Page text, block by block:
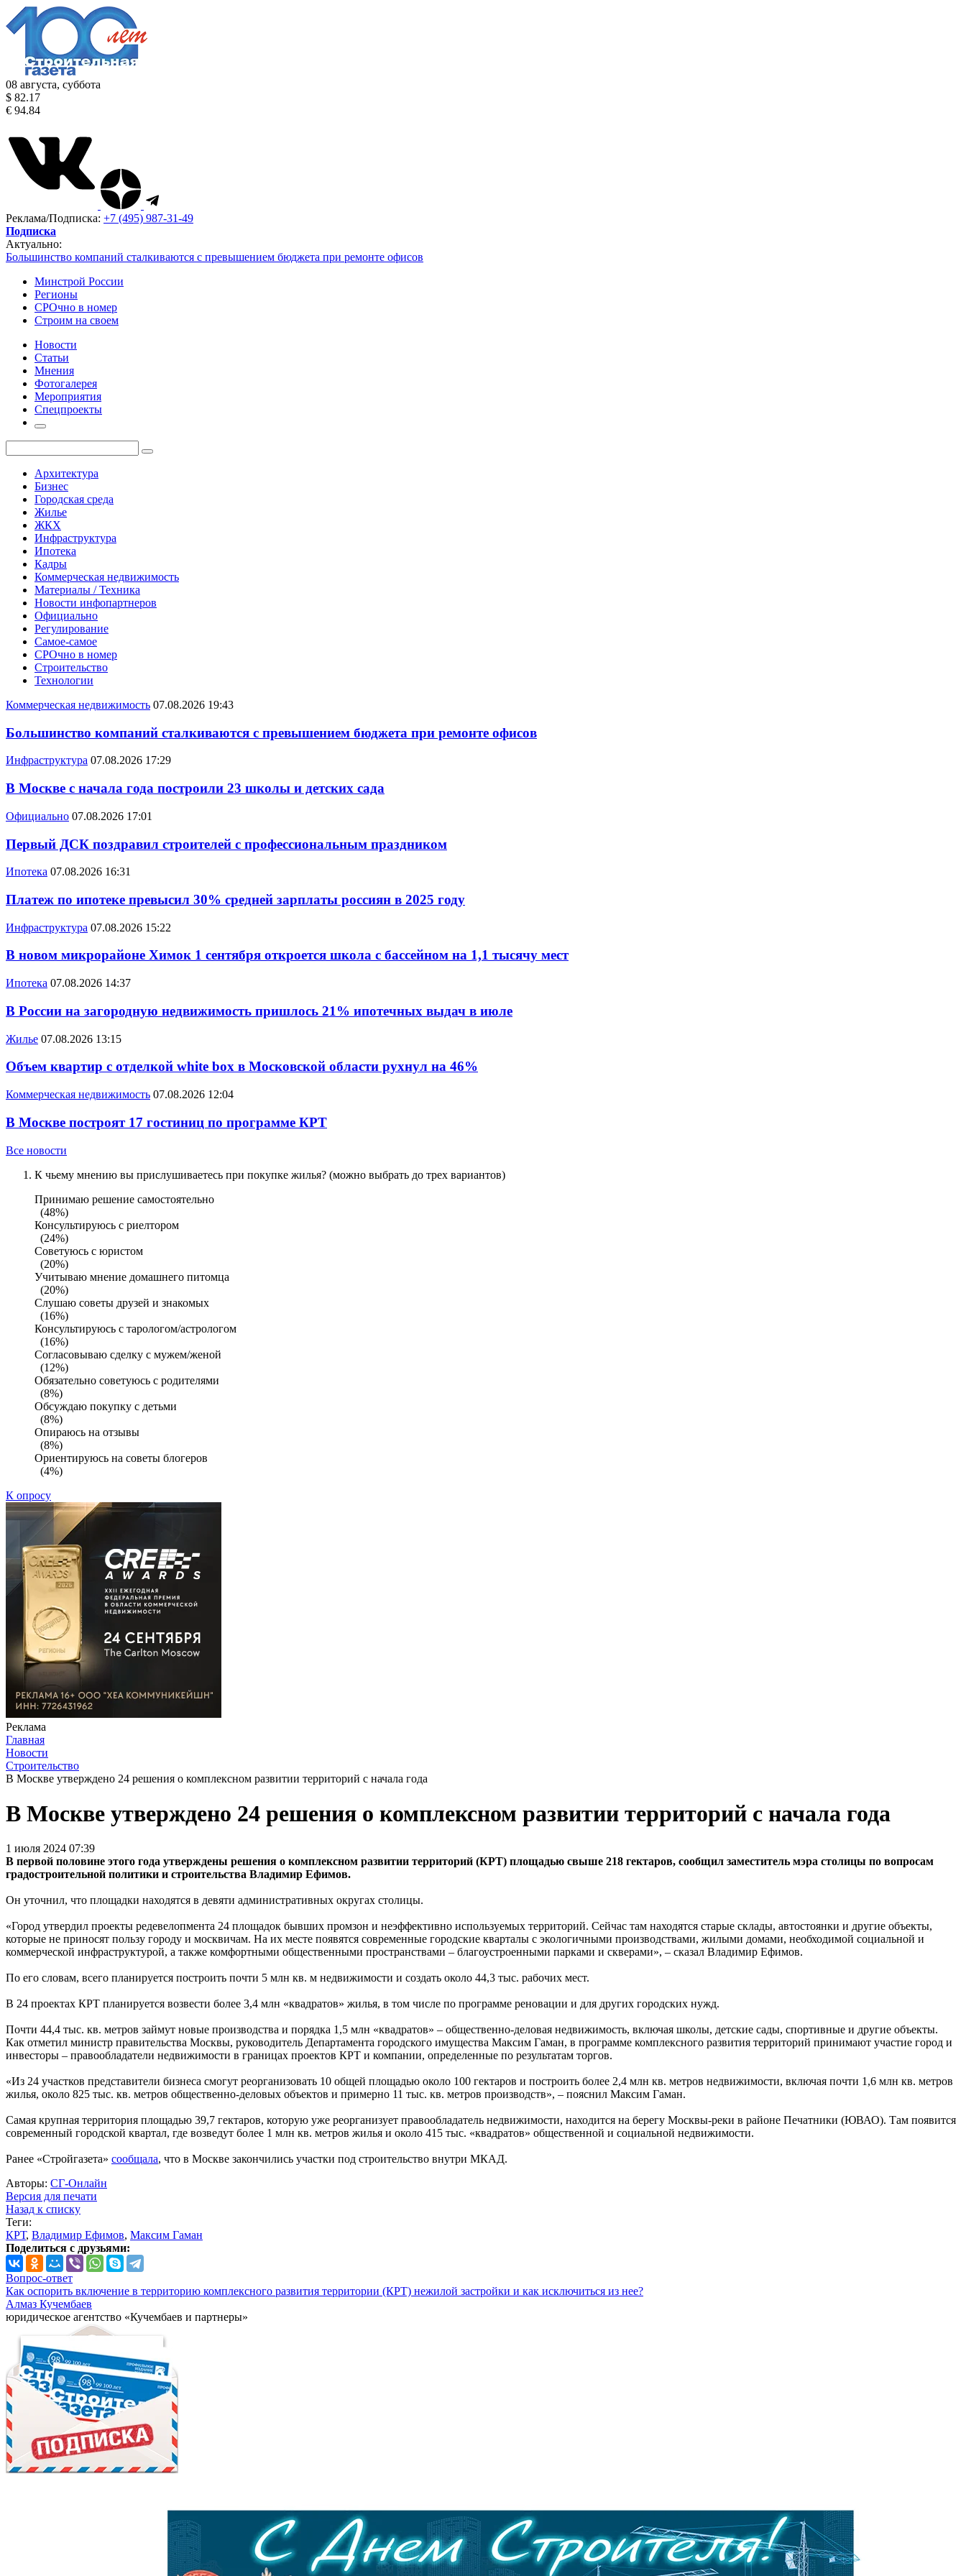
08 августа, суббота
$ 82.17
€ 94.84
Реклама/Подписка: +7 (495) 987-31-49
Подписка
Актуально:
Большинство компаний сталкиваются с превышением бюджета при ремонте офисов
Минстрой России
Регионы
СРОчно в номер
Строим на своем
Новости
Статьи
Мнения
Фотогалерея
Мероприятия
Спецпроекты
Архитектура
Бизнес
Городская среда
Жилье
ЖКХ
Инфраструктура
Ипотека
Кадры
Коммерческая недвижимость
Материалы / Техника
Новости инфопартнеров
Официально
Регулирование
Самое-самое
СРОчно в номер
Строительство
Технологии
Коммерческая недвижимость 07.08.2026 19:43
Большинство компаний сталкиваются с превышением бюджета при ремонте офисов
Инфраструктура 07.08.2026 17:29
В Москве с начала года построили 23 школы и детских сада
Официально 07.08.2026 17:01
Первый ДСК поздравил строителей с профессиональным праздником
Ипотека 07.08.2026 16:31
Платеж по ипотеке превысил 30% средней зарплаты россиян в 2025 году
Инфраструктура 07.08.2026 15:22
В новом микрорайоне Химок 1 сентября откроется школа с бассейном на 1,1 тысячу мест
Ипотека 07.08.2026 14:37
В России на загородную недвижимость пришлось 21% ипотечных выдач в июле
Жилье 07.08.2026 13:15
Объем квартир с отделкой white box в Московской области рухнул на 46%
Коммерческая недвижимость 07.08.2026 12:04
В Москве построят 17 гостиниц по программе КРТ
Все новости
К чьему мнению вы прислушиваетесь при покупке жилья? (можно выбрать до трех вариантов)
Принимаю решение самостоятельно
(48%)
Консультируюсь с риелтором
(24%)
Советуюсь с юристом
(20%)
Учитываю мнение домашнего питомца
(20%)
Слушаю советы друзей и знакомых
(16%)
Консультируюсь с тарологом/астрологом
(16%)
Согласовываю сделку с мужем/женой
(12%)
Обязательно советуюсь с родителями
(8%)
Обсуждаю покупку с детьми
(8%)
Опираюсь на отзывы
(8%)
Ориентируюсь на советы блогеров
(4%)
К опросу
Реклама
Главная
Новости
Строительство
В Москве утверждено 24 решения о комплексном развитии территорий с начала года
В Москве утверждено 24 решения о комплексном развитии территорий с начала года
1 июля 2024 07:39
В первой половине этого года утверждены решения о комплексном развитии территорий (КРТ) площадью свыше 218 гектаров, сообщил заместитель мэра столицы по вопросам
градостроительной политики и строительства Владимир Ефимов.
Он уточнил, что площадки находятся в девяти административных округах столицы.
«Город утвердил проекты редевелопмента 24 площадок бывших промзон и неэффективно используемых территорий. Сейчас там находятся старые склады, автостоянки и другие объекты,
которые не приносят пользу городу и москвичам. На их месте появятся современные городские кварталы с экологичными производствами, жилыми домами, необходимой социальной и
коммерческой инфраструктурой, а также комфортными общественными пространствами – благоустроенными парками и скверами», – сказал Владимир Ефимов.
По его словам, всего планируется построить почти 5 млн кв. м недвижимости и создать около 44,3 тыс. рабочих мест.
В 24 проектах КРТ планируется возвести более 3,4 млн «квадратов» жилья, в том числе по программе реновации и для других городских нужд.
Почти 44,4 тыс. кв. метров займут новые производства и порядка 1,5 млн «квадратов» – общественно-деловая недвижимость, включая школы, детские сады, спортивные и другие объекты.
Как отметил министр правительства Москвы, руководитель Департамента городского имущества Максим Гаман, в программе комплексного развития территорий принимают участие город и
инвесторы – правообладатели недвижимости в границах проектов КРТ и компании, определенные по результатам торгов.
«Из 24 участков представители бизнеса смогут реорганизовать 10 общей площадью около 100 гектаров и построить более 2,4 млн кв. метров недвижимости, включая почти 1,6 млн кв. метров
жилья, около 825 тыс. кв. метров общественно-деловых объектов и примерно 11 тыс. кв. метров производств», – пояснил Максим Гаман.
Самая крупная территория площадью 39,7 гектаров, которую уже реорганизует правообладатель недвижимости, находится на берегу Москвы-реки в районе Печатники (ЮВАО). Там появится
современный городской квартал, где возведут более 1 млн кв. метров жилья и около 415 тыс. «квадратов» общественной и социальной недвижимости.
Ранее «Стройгазета» сообщала, что в Москве закончились участки под строительство внутри МКАД.
Авторы: СГ-Онлайн
Версия для печати
Назад к списку
Теги:
КРТ, Владимир Ефимов, Максим Гаман
Поделиться с друзьями:
Вопрос-ответ
Как оспорить включение в территорию комплексного развития территории (КРТ) нежилой застройки и как исключиться из нее?
Алмаз Кучембаев
юридическое агентство «Кучембаев и партнеры»